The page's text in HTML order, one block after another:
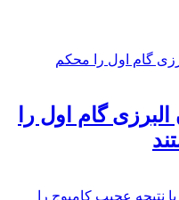
گام اول را